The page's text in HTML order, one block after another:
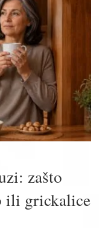
zašto
ili grickalice